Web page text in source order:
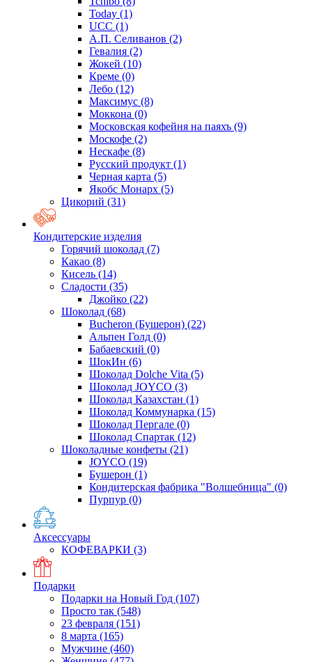
Today (1)
UCC (1)
А.П. Селиванов (2)
Гевалия (2)
Жокей (10)
Креме (0)
Лебо (12)
Максимус (8)
Моккона (0)
Московская кофейня на паяхъ (9)
Москофе (2)
Нескафе (8)
Русский продукт (1)
Черная карта (5)
Якобс Монарх (5)
Цикорий (31)
Кондитерские изделия
Горячий шоколад (7)
Какао (8)
Кисель (14)
Сладости (35)
Джойко (22)
Шоколад (68)
Bucheron (Бушерон) (22)
Альпен Голд (0)
Бабаевский (0)
ШокИн (6)
Шоколад Dolche Vita (5)
Шоколад JOYCO (3)
Шоколад Казахстан (1)
Шоколад Коммунарка (15)
Шоколад Пергале (0)
Шоколад Спартак (12)
Шоколадные конфеты (21)
JOYCO (19)
Бушерон (1)
Кондитерская фабрика "Волшебница" (0)
Пурпур (0)
Аксессуары
КОФЕВАРКИ (3)
Подарки
Подарки на Новый Год (107)
Просто так (548)
23 февраля (151)
8 марта (165)
Мужчине (460)